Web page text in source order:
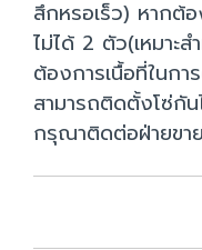
สึกหรอเร็ว) หากต้
ไม่ได้ 2 ตัว(เหมาะ
ต้องการเนื้อที่ในก
สามารถติดตั้งโซ่กั
กรุณาติดต่อฝ่ายขาย